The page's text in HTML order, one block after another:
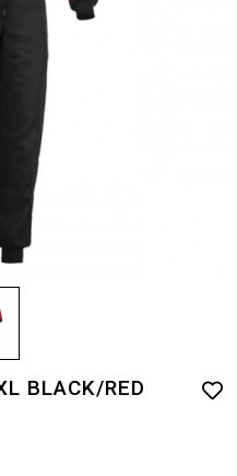
BLACK/RED